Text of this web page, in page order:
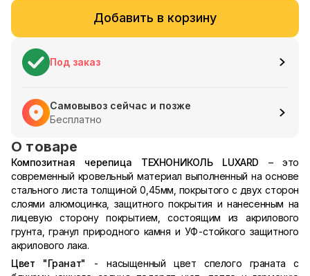
Добавить в корзину
Под заказ
Самовывоз сейчас и позже
Бесплатно
О товаре
Композитная черепица ТЕХНОНИКОЛЬ LUXARD – это
современный кровельный материал выполненный на основе
стального листа толщиной 0,45мм, покрытого с двух сторон
слоями алюмоцинка, защитного покрытия и нанесенным на
лицевую сторону покрытием, состоящим из акрилового
грунта, гранул природного камня и УФ-стойкого защитного
акрилового лака.
Цвет "Гранат"
- насыщенный цвет спелого граната с